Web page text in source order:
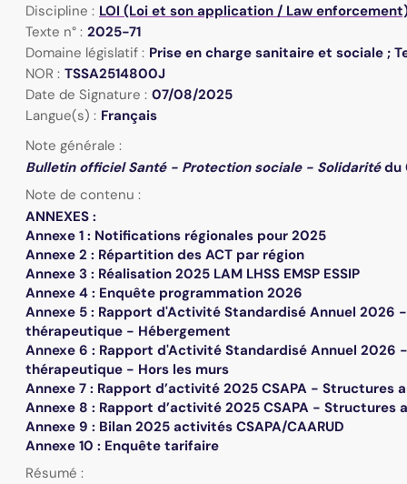
Discipline : LOI (Loi et son application / Law
Texte n° : 2025-71
Domaine législatif : Prise en charge sanitaire et sociale ;
NOR : TSSA2514800J
Date de Signature : 07/08/2025
Langue(s) : Français
Note générale :
Bulletin officiel Santé - Protection sociale - Solidaritédu
Note de contenu :
ANNEXES :
Annexe 1 : Notifications régionales pour 2025
Annexe 2 : Répartition des ACT par région
Annexe 3 : Réalisation 2025 LAM LHSS EMSP ESSIP
Annexe 4 : Enquête programmation 2026
Annexe 5 : Rapport d'Activité Standardisé Annuel
thérapeutique - Hébergement
Annexe 6 : Rapport d'Activité Standardisé Annuel
thérapeutique - Hors les murs
Annexe 7 : Rapport d’activité 2025 CSAPA - Structures
Annexe 8 : Rapport d’activité 2025 CSAPA - Structures
Annexe 9 : Bilan 2025 activités CSAPA/CAARUD
Annexe 10 : Enquête tarifaire
Résumé :